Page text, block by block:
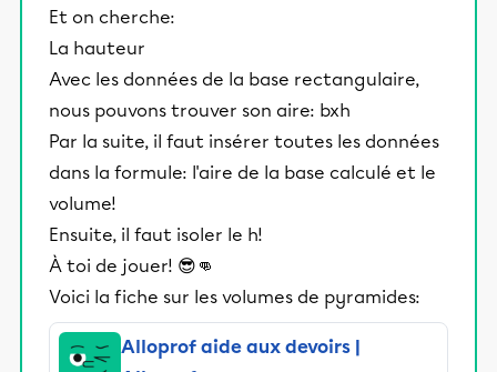
Et on cherche:
La hauteur
Avec les données de la base rectangulaire,
nous pouvons trouver son aire: bxh
Par la suite, il faut insérer toutes les données
dans la formule: l'aire de la base calculé et le
volume!
Ensuite, il faut isoler le h!
À toi de jouer! 😎👊
Voici la fiche sur les volumes de pyramides:
Alloprof aide aux devoirs |